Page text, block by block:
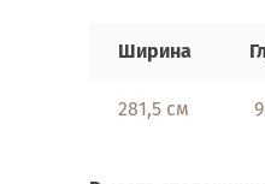
Ширина
281,5 см